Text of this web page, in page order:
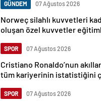
GÜNDEM 07 Ağustos 2026
Norweç silahlı kuvvetleri
oluşan özel kuvvetler
SPOR 07 Ağustos 2026
Cristiano Ronaldo’nun
tüm kariyerinin istatistiğini
SPOR 07 Ağustos 2026